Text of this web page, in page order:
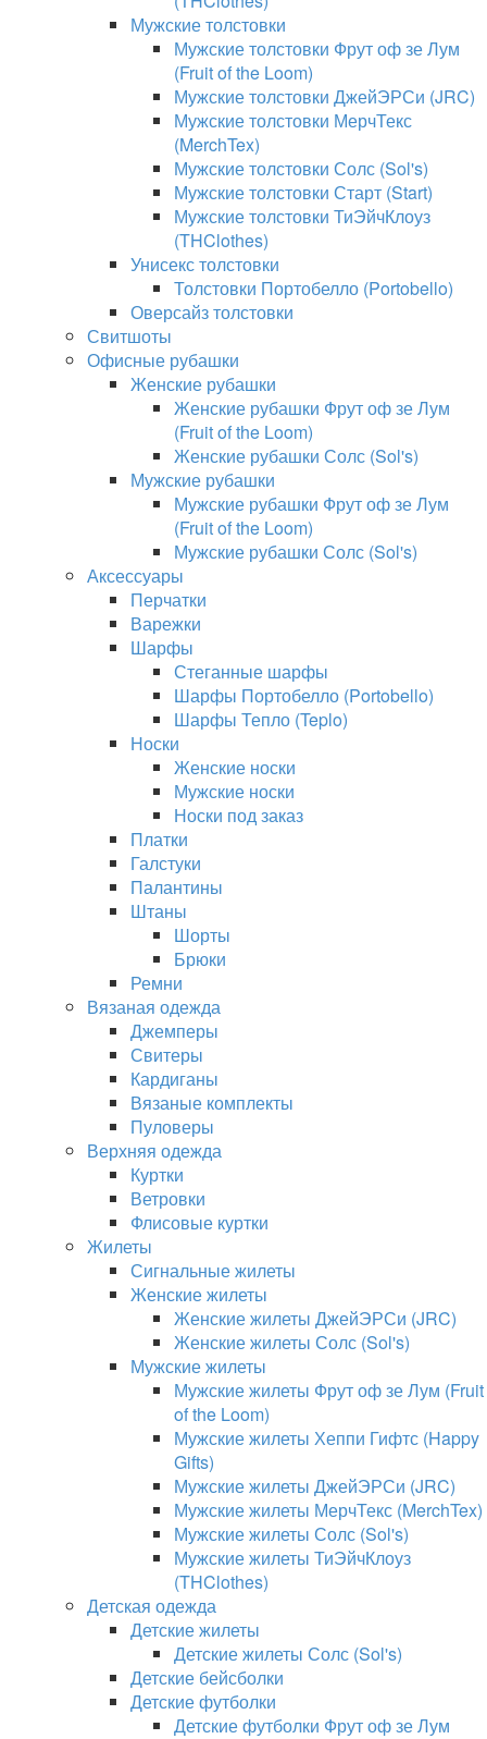
Мужские толстовки
Мужские толстовки Фрут оф зе Лум
(Fruit of the Loom)
Мужские толстовки ДжейЭРСи (JRC)
Мужские толстовки МерчТекс
(MerchTex)
Мужские толстовки Солс (Sol's)
Мужские толстовки Старт (Start)
Мужские толстовки ТиЭйчКлоуз
(THClothes)
Унисекс толстовки
Толстовки Портобелло (Portobello)
Оверсайз толстовки
Свитшоты
Офисные рубашки
Женские рубашки
Женские рубашки Фрут оф зе Лум
(Fruit of the Loom)
Женские рубашки Солс (Sol's)
Мужские рубашки
Мужские рубашки Фрут оф зе Лум
(Fruit of the Loom)
Мужские рубашки Солс (Sol's)
Аксессуары
Перчатки
Варежки
Шарфы
Стеганные шарфы
Шарфы Портобелло (Portobello)
Шарфы Тепло (Teplo)
Носки
Женские носки
Мужские носки
Носки под заказ
Платки
Галстуки
Палантины
Штаны
Шорты
Брюки
Ремни
Вязаная одежда
Джемперы
Свитеры
Кардиганы
Вязаные комплекты
Пуловеры
Верхняя одежда
Куртки
Ветровки
Флисовые куртки
Жилеты
Сигнальные жилеты
Женские жилеты
Женские жилеты ДжейЭРСи (JRC)
Женские жилеты Солс (Sol's)
Мужские жилеты
Мужские жилеты Фрут оф зе Лум (Fruit
of the Loom)
Мужские жилеты Хеппи Гифтс (Happy
Gifts)
Мужские жилеты ДжейЭРСи (JRC)
Мужские жилеты МерчТекс (MerchTex)
Мужские жилеты Солс (Sol's)
Мужские жилеты ТиЭйчКлоуз
(THClothes)
Детская одежда
Детские жилеты
Детские жилеты Солс (Sol's)
Детские бейсболки
Детские футболки
Детские футболки Фрут оф зе Лум